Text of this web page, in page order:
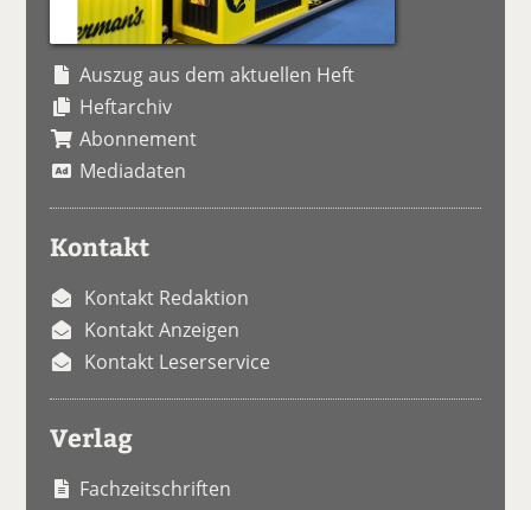
Auszug aus dem aktuellen Heft
Heftarchiv
Abonnement
Mediadaten
Kontakt
Kontakt Redaktion
Kontakt Anzeigen
Kontakt Leserservice
Verlag
Fachzeitschriften